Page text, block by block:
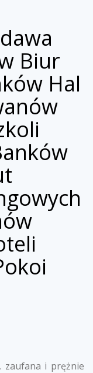
Biur
Hal
zaufana i prężnie